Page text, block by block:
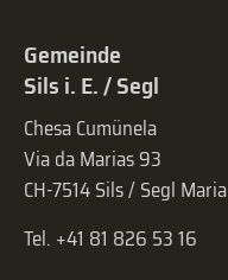
Gemeinde
Sils i. E. / Segl
Chesa Cumünela
Via da Marias 93
CH-7514 Sils / Segl Maria
Tel. +41 81 826 53 16